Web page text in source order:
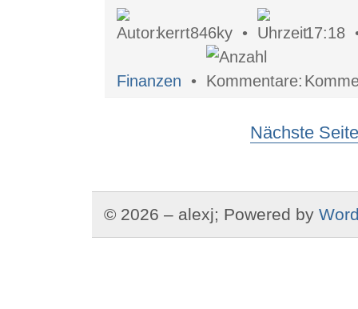
kerrt846ky • 17:18
Finanzen •
Nächste
© 2026 – alexj; Powered by